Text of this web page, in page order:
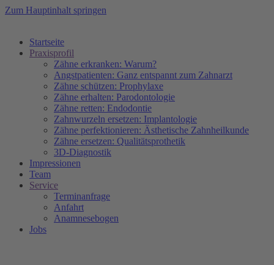
Zum Hauptinhalt springen
Startseite
Praxisprofil
Zähne erkranken: Warum?
Angstpatienten: Ganz entspannt zum Zahnarzt
Zähne schützen: Prophylaxe
Zähne erhalten: Parodontologie
Zähne retten: Endodontie
Zahnwurzeln ersetzen: Implantologie
Zähne perfektionieren: Ästhetische Zahnheilkunde
Zähne ersetzen: Qualitätsprothetik
3D-Diagnostik
Impressionen
Team
Service
Terminanfrage
Anfahrt
Anamnesebogen
Jobs